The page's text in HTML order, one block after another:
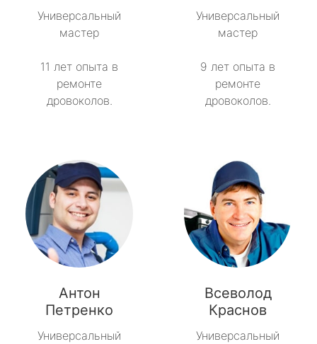
Универсальный
мастер
11 лет опыта в
ремонте
дровоколов.
Универсальный
мастер
9 лет опыта в
ремонте
дровоколов.
Антон
Петренко
Универсальный
Всеволод
Краснов
Универсальный